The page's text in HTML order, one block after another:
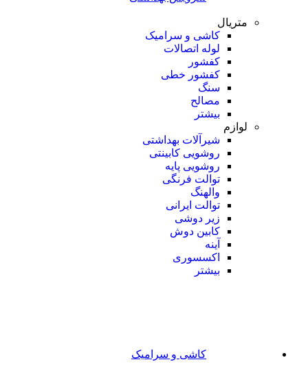
متریال
کاشی و سرامیک
لوله اتصالات
کفشور
کفشور خطی
سنگ
مصالح
بیشتر
لوازم
شیرآلات بهداشتی
روشویی کابینتی
روشویی پایه
توالت فرنگی
والهنگ
توالت ایرانی
زیر دوشی
کابین دوش
آینه
اکسسوری
بیشتر
کاشی و سرامیک